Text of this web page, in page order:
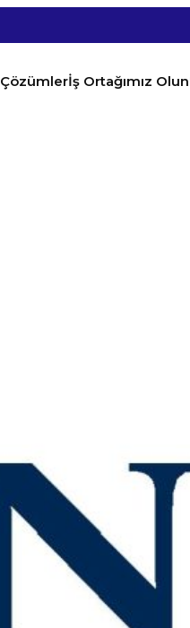
Çözümlerİş Ortağımız Olun